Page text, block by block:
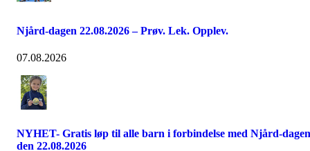
Njård-dagen 22.08.2026 – Prøv. Lek. Opplev.
07.08.2026
NYHET- Gratis løp til alle barn i forbindelse med Njård-dagen
den 22.08.2026